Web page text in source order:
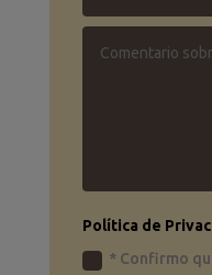
Política de
* Confirmo